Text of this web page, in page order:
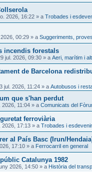
2026, 16:22 » a Trobades i
00:29 » a Suggeriments,
incendis forestals
jul. 2026, 09:30 » a Aeri, marítim i
de Barcelona
jul. 2026, 11:24 » a Autobusos i
que s'han perdut
2026, 11:04 » a Comunicats del
ferroviària
2026, 17:13 » a Trobades i
al País Basc (Irun/
17:10 » a Ferrocarril en general
Catalunya 1982
2026, 14:50 » a Història del